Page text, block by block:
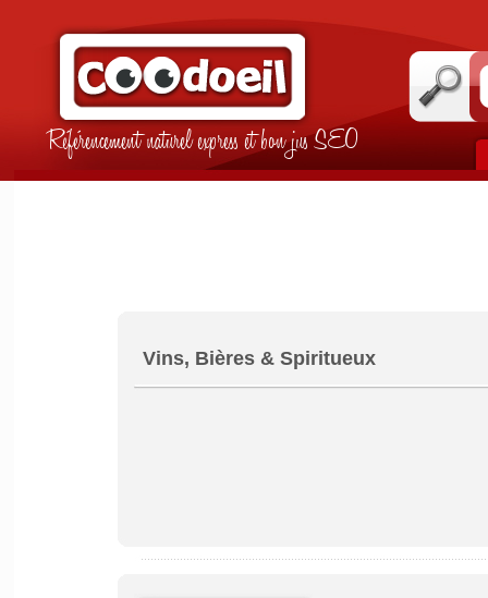
Référencement naturel express et bon jus SEO
Vins, Bières & Spiritueux